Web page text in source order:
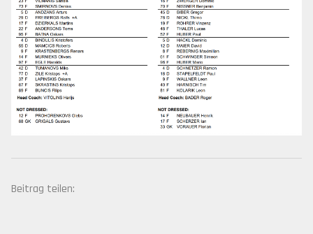
Beitrag teilen: